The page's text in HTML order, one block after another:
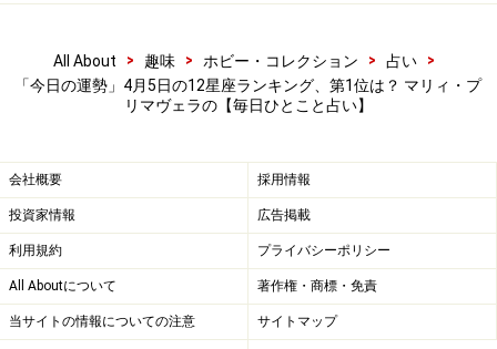
7位：おひつじ座（3月21日～4月19日生ま
れ）
All About > 趣味 > ホビー・コレクション > 占い
>
「今日の運勢」4月5日の12星座ランキング、第1位は？ マリィ・プ
リマヴェラの【毎日ひとこと占い】
会社概要 採用情報
投資家情報 広告掲載
利用規約 プライバシーポリシー
All Aboutについて 著作権・商標・免責
当サイトの情報についての注意 サイトマップ